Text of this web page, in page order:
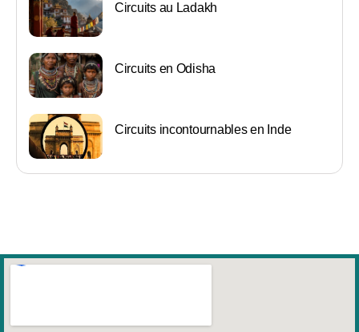
Circuits au Ladakh
Circuits en Odisha
Circuits incontournables en Inde